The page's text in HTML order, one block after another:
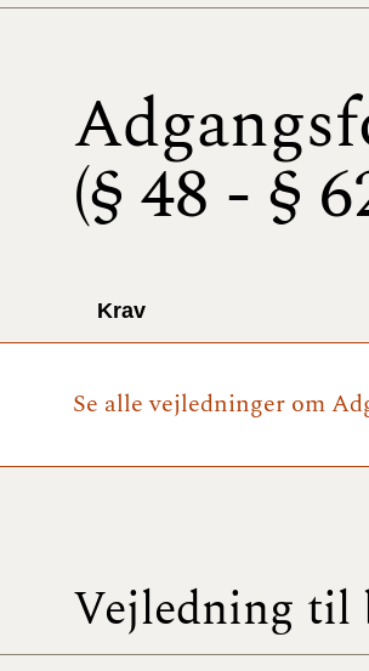
(§ 48 - §
Krav
Se alle vejledninger om
Vejledning til